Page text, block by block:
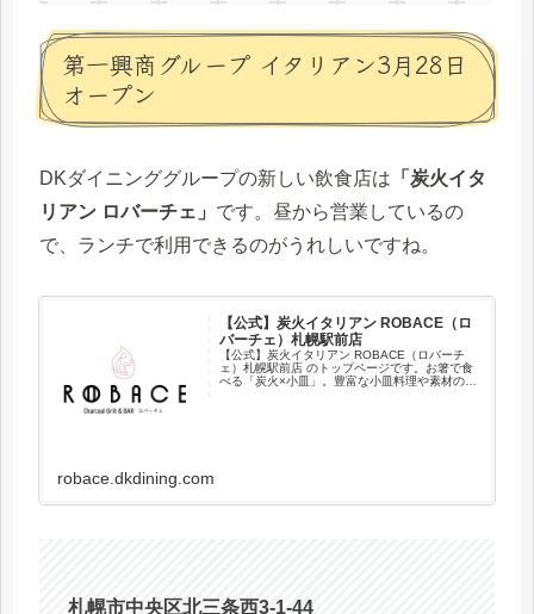
第一興商グループ イタリアン3月28日
オープン
DKダイニンググループの新しい飲食店は 「炭火イタ
リアン ロバーチェ」 です。昼から営業しているの
で、ランチで利用できるのがうれしいですね。
【公式】炭火イタリアン ROBACE（ロ
バーチェ）札幌駅前店
【公式】炭火イタリアン ROBACE（ロバーチ
ェ）札幌駅前店 のトップページです。お箸で食
べる「炭火×小皿」。豊富な小皿料理や素材の旨
robace.dkdining.com
札幌市中央区北三条西3-1-44